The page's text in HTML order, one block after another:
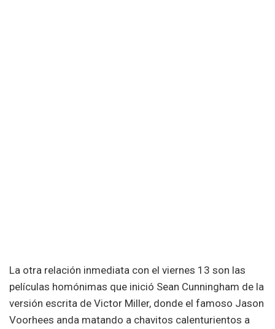
La otra relación inmediata con el viernes 13 son las
películas homónimas que inició Sean Cunningham de la
versión escrita de Victor Miller, donde el famoso Jason
Voorhees anda matando a chavitos calenturientos a